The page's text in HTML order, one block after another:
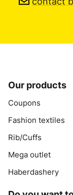
Our products
Coupons
Fashion textiles
Rib/Cuffs
Mega outlet
Haberdashery